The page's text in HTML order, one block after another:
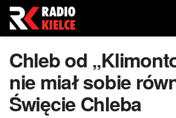
Chleb od
nie miał sobie
Święcie Chleba